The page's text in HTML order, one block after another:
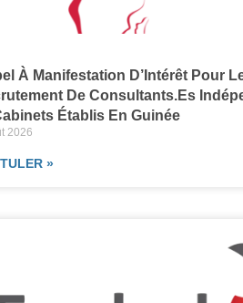
À Manifestation D’Intérêt Pour
De Consultants.es
Établis En Guinée
2026
»